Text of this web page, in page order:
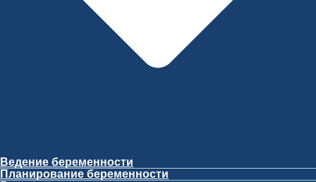
Ведение беременности
Планирование беременности